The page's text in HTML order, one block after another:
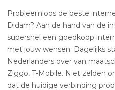
Probleemloos de beste
Didam? Aan de hand van de
supersnel een goedkoop
met jouw wensen. Dagelijks
Nederlanders over van
Ziggo, T-Mobile. Niet zelden
dat de huidige verbinding